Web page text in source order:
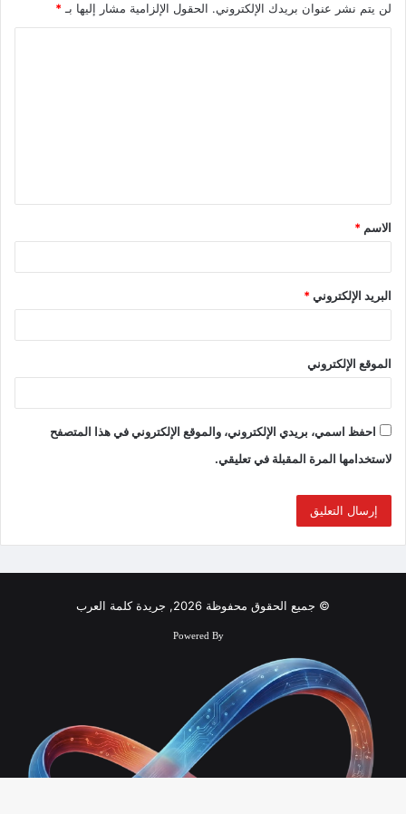
لن يتم نشر عنوان بريدك الإلكتروني. الحقول الإلزامية مشار إليها بـ *
الاسم *
البريد الإلكتروني*
الموقع الإلكتروني
احفظ اسمي، بريدي الإلكتروني، والموقع الإلكتروني في هذا المتصفح
لاستخدامها المرة المقبلة في تعليقي.
© جميع الحقوق محفوظة 2026, جريدة كلمة العرب